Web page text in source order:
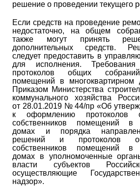
решение о проведении текущего
Если средств на проведение
недостаточно, на общем
также могут принять
дополнительных средств.
следует предоставить в
для исполнения.
протоколов общих
помещений в многоквартирном
Приказом Министерства
коммунального хозяйства
от 28.01.2019 № 44/пр «Об
к оформлению протоколов
собственников помещений в
домах и порядка
решений и протоколов
собственников помещений в
домах в уполномоченные
власти субъектов
осуществляющие
надзор».